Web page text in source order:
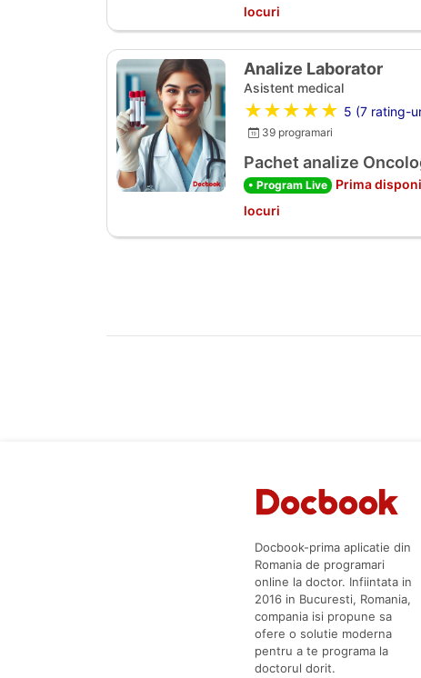
locuri
Analize Laborator
Asistent medical
★★★★★ 5 (7 rating-
39 programari
Pachet analize
• Program Live Prima
locuri
Docbook-prima aplicatie din
Romania de programari
online la doctor. Infiintata in
2016 in Bucuresti, Romania,
compania isi propune sa
ofere o solutie moderna
pentru a te programa la
doctorul dorit.